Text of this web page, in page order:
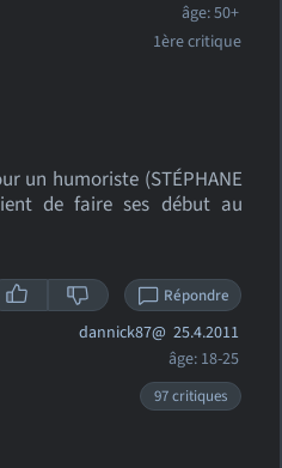
âge: 50+
1ère critique
un humoriste (STÉPHANE
de faire ses début au
Répondre
dannick87@ 25.4.2011
âge: 18-25
97 critiques